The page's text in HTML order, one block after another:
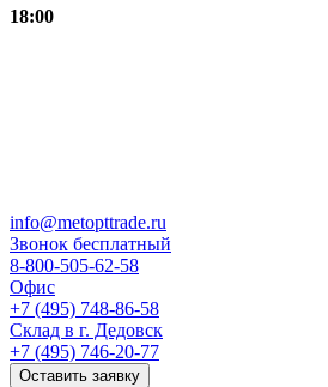
18:00
info@metopttrade.ru
Звонок бесплатный
8-800-505-62-58
Офис
+7 (495) 748-86-58
Склад в г. Дедовск
+7 (495) 746-20-77
Оставить заявку